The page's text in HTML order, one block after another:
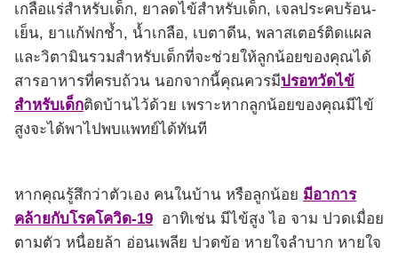
เกลือแร่สำหรับเด็ก, ยาลดไข้สำหรับเด็ก, เจลประคบร้อน-
เย็น, ยาแก้ฟกช้ำ, น้ำเกลือ, เบตาดีน, พลาสเตอร์ติดแผล
และวิตามินรวมสำหรับเด็กที่จะช่วยให้ลูกน้อยของคุณได้
สารอาหารที่ครบถ้วน นอกจากนี้คุณควรมีปรอทวัดไข้
สำหรับเด็กติดบ้านไว้ด้วย เพราะหากลูกน้อยของคุณมีไข้
สูงจะได้พาไปพบแพทย์ได้ทันที
หากคุณรู้สึกว่าตัวเอง คนในบ้าน หรือลูกน้อย มีอาการ
คล้ายกับโรคโควิด-19 อาทิเช่น มีไข้สูง ไอ จาม ปวดเมื่อย
ตามตัว หนื่อยล้า อ่อนเพลีย ปวดข้อ หายใจลำบาก หายใจ